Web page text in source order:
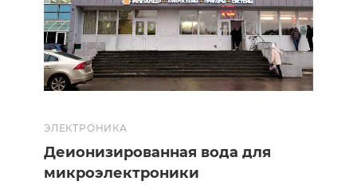
ЭЛЕКТРОНИКА
Деионизированная вода для
микроэлектроники